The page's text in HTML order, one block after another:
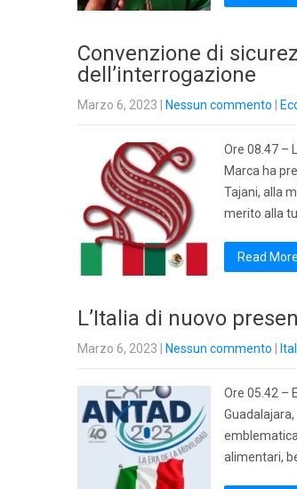
Convenzione di
dell’interrogazione
Marzo 6, 2023 Nessun commento
Ore 08.47 –
Marca ha
Tajani, alla
merito alla
Read More
L’Italia di nuovo
Marzo 6, 2023 Nessun commento
Ore 05.42 –
alimentari,